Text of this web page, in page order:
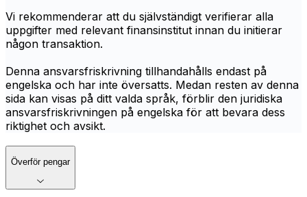
Vi rekommenderar att du självständigt verifierar alla
uppgifter med relevant finansinstitut innan du initierar
någon transaktion.
Denna ansvarsfriskrivning tillhandahålls endast på
engelska och har inte översatts. Medan resten av denna
sida kan visas på ditt valda språk, förblir den juridiska
ansvarsfriskrivningen på engelska för att bevara dess
riktighet och avsikt.
Överför pengar